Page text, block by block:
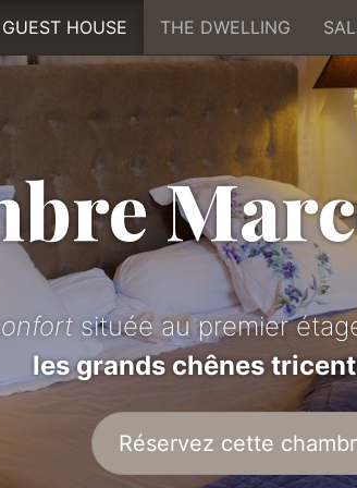
GUEST HOUSE THE DWELLING
située au premier
les grands chênes
Réservez cette